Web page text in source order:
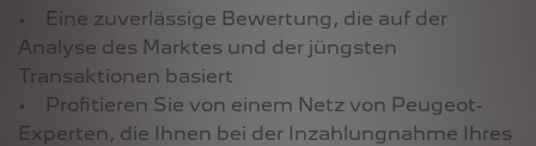
• Eine zuverlässige Bewertung, die auf der
Analyse des Marktes und der jüngsten
Transaktionen basiert
• Profitieren Sie von einem Netz von Peugeot-
Experten, die Ihnen bei der Inzahlungnahme Ihres